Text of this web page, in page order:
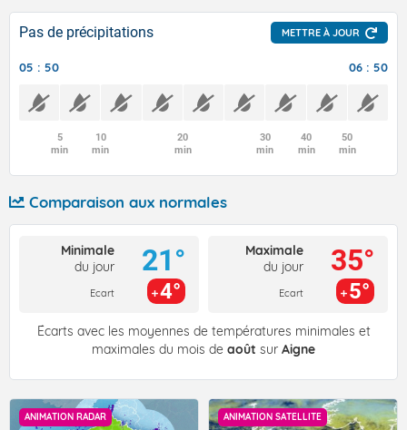
Pas de précipitations METTRE À JOUR
05 : 50 06 : 50
5
min
10
min
20
min
30
min
40
min
50
min
Comparaison aux normales
Minimale
du jour
Ecart
21°
4°
Maximale
du jour
Ecart
35°
5°
Écarts avec les moyennes de températures minimales et
maximales du mois de août sur Aigne
ANIMATION RADAR ANIMATION SATELLITE